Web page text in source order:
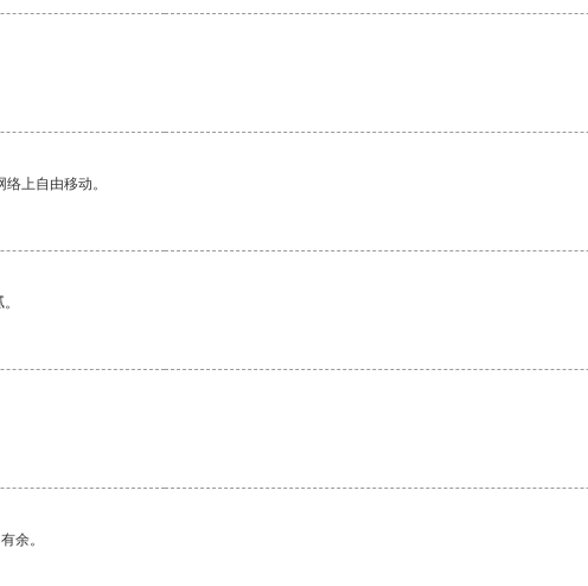
上自由移动。
余。